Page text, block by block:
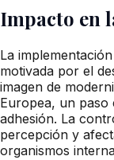
Impacto en
La
motivada por el
imagen de
Europea, un paso
adhesión. La
percepción y
organismos